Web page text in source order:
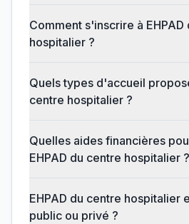
Comment s'inscrire à EHPAD
hospitalier ?
Quels types d'accueil
centre hospitalier ?
Quelles aides financières
EHPAD du centre hospitalier ?
EHPAD du centre hospitalier
public ou privé ?